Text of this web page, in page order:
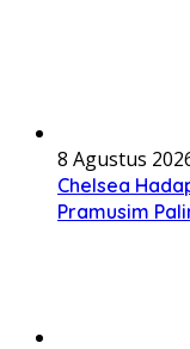
8 Agustus
Chelsea
Pramusim